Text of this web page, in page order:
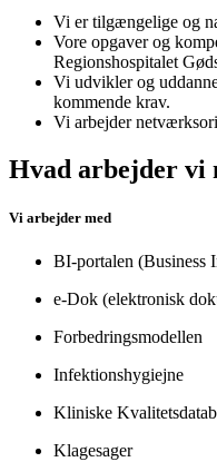
Vi er tilgængelige og
Vore opgaver og
Regionshospitalet
Vi udvikler og
kommende krav.
Vi arbejder
Hvad arbejder vi
Vi arbejder med
BI-portalen (Business
e-Dok (elektronisk
Forbedringsmodellen
Infektionshygiejne
Kliniske
Klagesager